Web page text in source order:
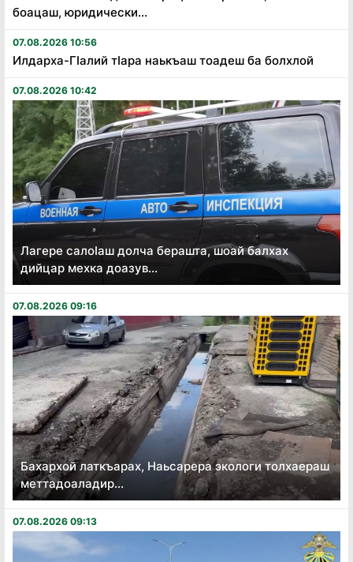
боацаш, юридически...
07.08.2026 10:56
Илдарха-Гӏалий тӏара наькъаш тоадеш ба болхлой
07.08.2026 10:42
Лагере салоӏаш долча берашта, шоай балхах
дийцар мехка доазув...
07.08.2026 09:16
Бахархой латкъарах, Наьсарера экологи толхаераш
меттадоаладир...
07.08.2026 09:13